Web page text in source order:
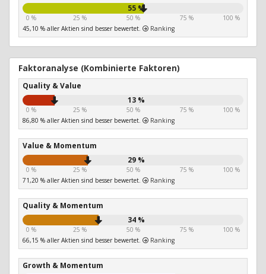
55 %
0 % 25 % 50 % 75 %
100 %
45,10 % aller Aktien sind besser bewertet.
Ranking
Faktoranalyse (Kombinierte Faktoren)
Quality & Value
13 %
0 % 25 % 50 % 75 %
100 %
86,80 % aller Aktien sind besser bewertet.
Ranking
Value & Momentum
29 %
0 % 25 % 50 % 75 %
100 %
71,20 % aller Aktien sind besser bewertet.
Ranking
Quality & Momentum
34 %
0 % 25 % 50 % 75 %
100 %
66,15 % aller Aktien sind besser bewertet.
Ranking
Growth & Momentum